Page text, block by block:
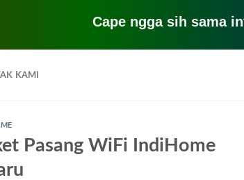
Cape ngga sih sama
KAMI
Pasang WiFi IndiHome